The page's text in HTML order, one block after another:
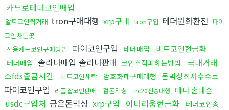
카드로테더코인매입
알트코인퀵거래 tron구매대행 xrp구매 tron구입 테더원화환전 파이
코인사는곳
신용카드코인구매방법
파이코인구입 테더매입 비트코인현금화
테더매입 솔라나매입 솔라나판매 코인추적피하는방법
국내거래
소fds출금시간
비트코인세탁 암호화폐구매대행 돈믹싱최저수수료
파이코인구입 리플 잡코인판매 검돈믹싱 trc20전송대행 테더 손대손
usdc구입처 금은돈믹싱 xrp구입 이더리움현금화
테더코인송